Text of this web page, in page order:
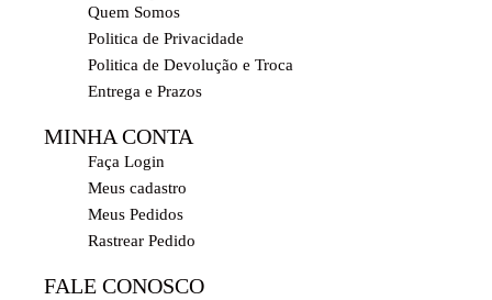
Quem Somos
Politica de Privacidade
Politica de Devolução e Troca
Entrega e Prazos
MINHA CONTA
Faça Login
Meus cadastro
Meus Pedidos
Rastrear Pedido
FALE CONOSCO